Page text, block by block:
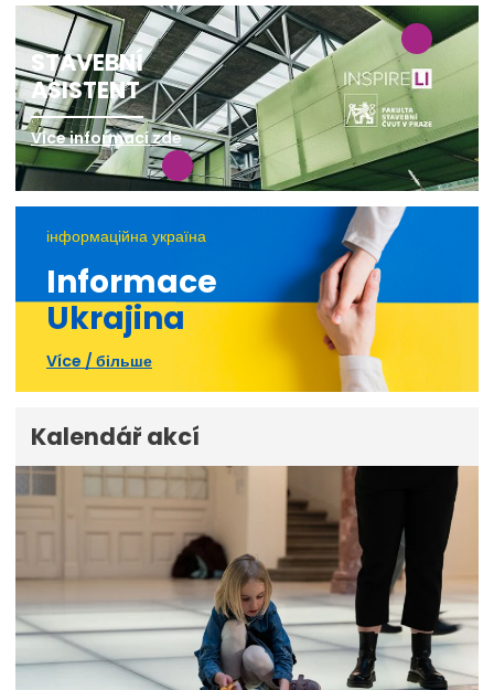
STAVEBNÍ
ASISTENT
Více informací zde
інформаційна україна
Informace
Ukrajina
Více / більше
Kalendář akcí